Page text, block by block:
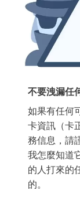
不要洩漏任
如果有任何
卡資訊（卡
務信息，請
我怎麼知道
的人打來的
的。